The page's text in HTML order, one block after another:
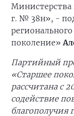
Министерства
г. № 38н», -
поколение»
Партийный
«Старшее
рассчитана с
содействие
благополучия